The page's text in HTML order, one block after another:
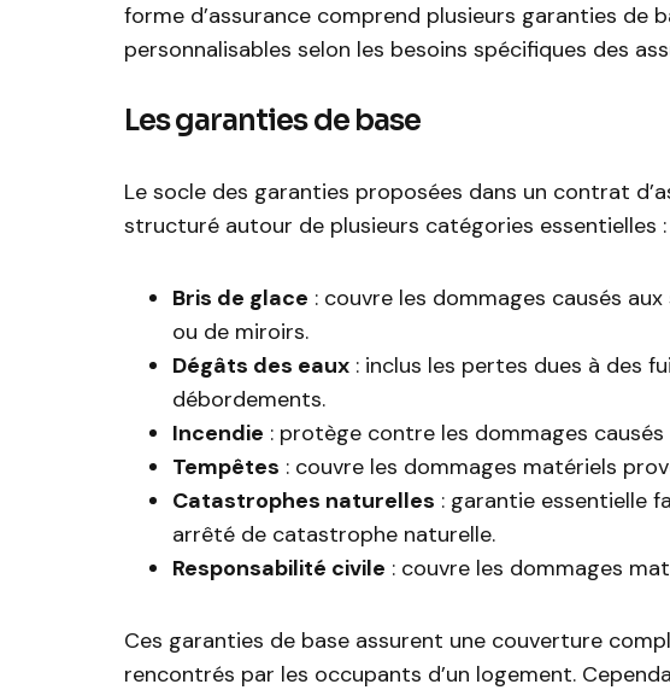
forme d’assurance comprend plusieurs garanties de
personnalisables selon les besoins spécifiques des
Les garanties de base
Le socle des garanties proposées dans un contrat
structuré autour de plusieurs catégories essentielles :
Bris de glace : couvre les dommages causés
ou de miroirs.
Dégâts des eaux : inclus les pertes dues à des
débordements.
Incendie : protège contre les dommages
Tempêtes : couvre les dommages matériels
Catastrophes naturelles : garantie essentielle
arrêté de catastrophe naturelle.
Responsabilité civile : couvre les dommages
Ces garanties de base assurent une couverture
rencontrés par les occupants d’un logement.